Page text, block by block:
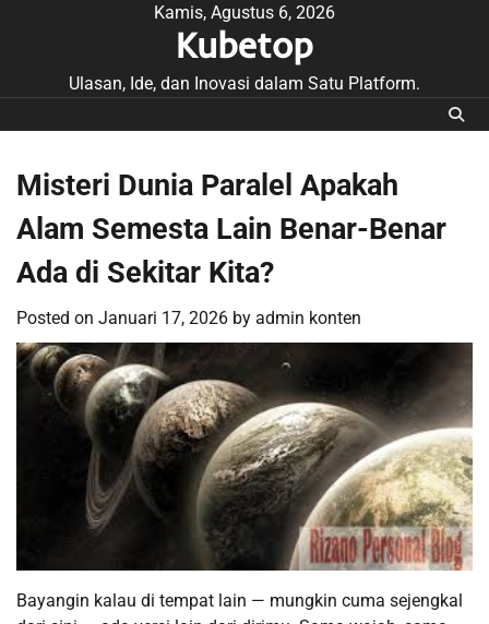
Kamis, Agustus 6, 2026
Kubetop
Ulasan, Ide, dan Inovasi dalam Satu Platform.
Misteri Dunia Paralel Apakah
Alam Semesta Lain Benar-Benar
Ada di Sekitar Kita?
Posted on Januari 17, 2026 by admin konten
Bayangin kalau di tempat lain — mungkin cuma sejengkal